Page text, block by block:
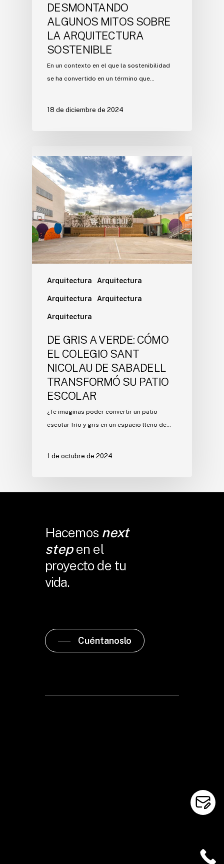
DESMONTANDO
ALGUNOS MITOS SOBRE
LA ARQUITECTURA
SOSTENIBLE
En un contexto en el que la sostenibilidad
se ha convertido en un término que…
18 de diciembre de 2024
Arquitectura Arquitectura
Arquitectura Arquitectura
Arquitectura
DE GRIS A VERDE: CÓMO
EL COLEGIO SANT
NICOLAU DE SABADELL
TRANSFORMÓ SU PATIO
ESCOLAR
¿Te imaginas poder convertir un patio
escolar frío y gris en un espacio lleno de…
1 de octubre de 2024
Hacemos next
stepen el
proyecto de tu
vida.
Cuéntanoslo